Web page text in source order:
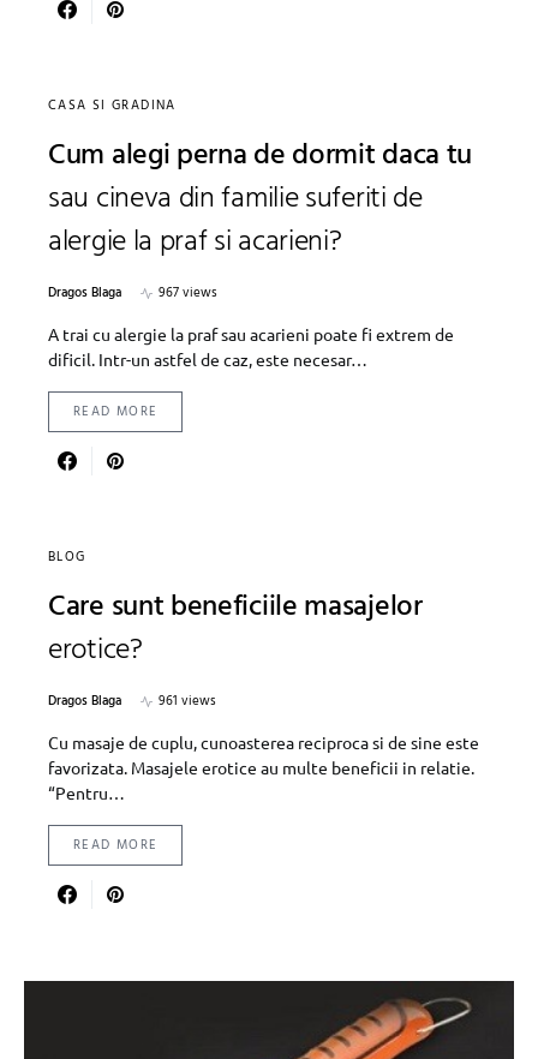
CASA SI GRADINA
Cum alegi perna de dormit daca tu
sau cineva din familie suferiti de
alergie la praf si acarieni?
Dragos Blaga
967 views
A trai cu alergie la praf sau acarieni poate fi extrem de
dificil. Intr-un astfel de caz, este necesar…
READ MORE
BLOG
Care sunt beneficiile masajelor
erotice?
Dragos Blaga
961 views
Cu masaje de cuplu, cunoasterea reciproca si de sine este
favorizata. Masajele erotice au multe beneficii in relatie.
“Pentru…
READ MORE